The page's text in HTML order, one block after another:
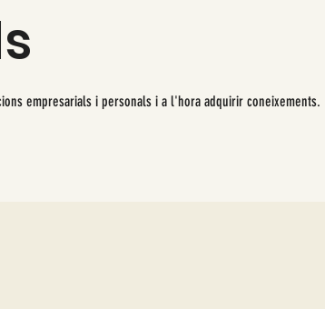
empresarials i personals i a l'hora adquirir coneixements.